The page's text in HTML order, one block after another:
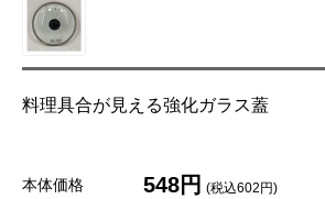
料理具合が見える強化ガラス蓋
本体価格 548円 (税込602円)